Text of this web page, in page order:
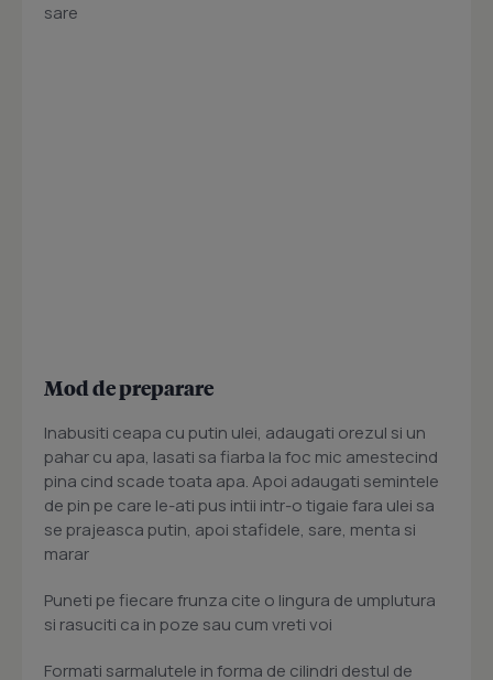
sare
Mod de preparare
Inabusiti ceapa cu putin ulei, adaugati orezul si un
pahar cu apa, lasati sa fiarba la foc mic amestecind
pina cind scade toata apa. Apoi adaugati semintele
de pin pe care le-ati pus intii intr-o tigaie fara ulei sa
se prajeasca putin, apoi stafidele, sare, menta si
marar
Puneti pe fiecare frunza cite o lingura de umplutura
si rasuciti ca in poze sau cum vreti voi
Formati sarmalutele in forma de cilindri destul de